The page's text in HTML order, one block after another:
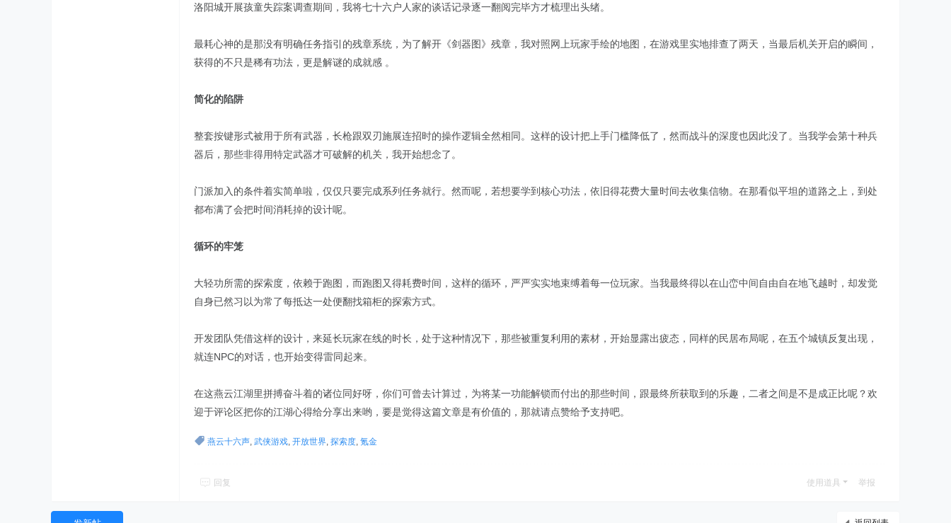
洛阳城开展孩童失踪案调查期间，我将七十六户人家的谈话记录逐一翻阅完毕方才梳理出头绪。
最耗心神的是那没有明确任务指引的残章系统，为了解开《剑器图》残章，我对照网上玩家手绘的地图，在游戏里实地排查了两天，当最后机关开启的瞬间，
获得的不只是稀有功法，更是解谜的成就感 。
简化的陷阱
整套按键形式被用于所有武器，长枪跟双刃施展连招时的操作逻辑全然相同。这样的设计把上手门槛降低了，然而战斗的深度也因此没了。当我学会第十种兵
器后，那些非得用特定武器才可破解的机关，我开始想念了。
门派加入的条件着实简单啦，仅仅只要完成系列任务就行。然而呢，若想要学到核心功法，依旧得花费大量时间去收集信物。在那看似平坦的道路之上，到处
都布满了会把时间消耗掉的设计呢。
循环的牢笼
大轻功所需的探索度，依赖于跑图，而跑图又得耗费时间，这样的循环，严严实实地束缚着每一位玩家。当我最终得以在山峦中间自由自在地飞越时，却发觉
自身已然习以为常了每抵达一处便翻找箱柜的探索方式。
开发团队凭借这样的设计，来延长玩家在线的时长，处于这种情况下，那些被重复利用的素材，开始显露出疲态，同样的民居布局呢，在五个城镇反复出现，
就连NPC的对话，也开始变得雷同起来。
在这燕云江湖里拼搏奋斗着的诸位同好呀，你们可曾去计算过，为将某一功能解锁而付出的那些时间，跟最终所获取到的乐趣，二者之间是不是成正比呢？欢
迎于评论区把你的江湖心得给分享出来哟，要是觉得这篇文章是有价值的，那就请点赞给予支持吧。
燕云十六声, 武侠游戏, 开放世界, 探索度, 氪金
回复 使用道具 举报